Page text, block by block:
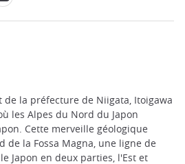
de la préfecture de Niigata, Itoigawa
les Alpes du Nord du Japon
Cette merveille géologique
de la Fossa Magna, une ligne de
Japon en deux parties, l'Est et